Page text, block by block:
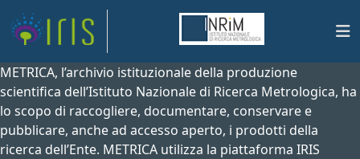
METRICA, l’archivio istituzionale della produzione
scientifica dell’Istituto Nazionale di Ricerca Metrologica, ha
lo scopo di raccogliere, documentare, conservare e
pubblicare, anche ad accesso aperto, i prodotti della
ricerca dell’Ente. METRICA utilizza la piattaforma IRIS